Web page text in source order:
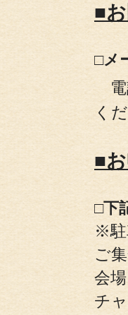
■
□メ
電
く
■
□下
※駐
ご
会
チ